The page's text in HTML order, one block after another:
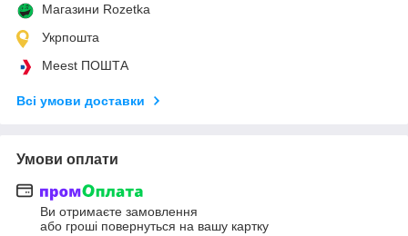
Магазини Rozetka
Укрпошта
Meest ПОШТА
Всі умови доставки
Умови оплати
Ви отримаєте замовлення
або гроші повернуться на вашу картку